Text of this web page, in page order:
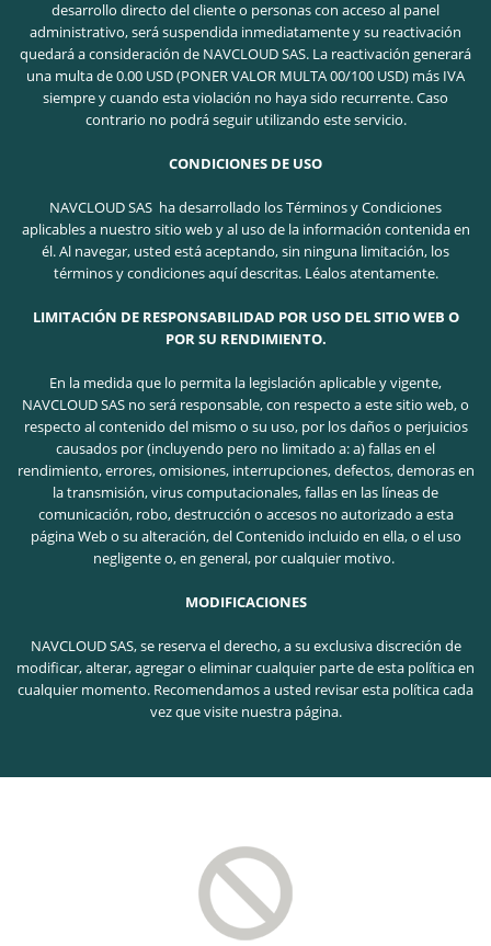
desarrollo directo del cliente o personas con acceso al panel
administrativo, será suspendida inmediatamente y su reactivación
quedará a consideración de NAVCLOUD SAS. La reactivación generará
una multa de 0.00 USD (PONER VALOR MULTA 00/100 USD) más IVA
siempre y cuando esta violación no haya sido recurrente. Caso
contrario no podrá seguir utilizando este servicio.
CONDICIONES DE USO
NAVCLOUD SAS ha desarrollado los Términos y Condiciones
aplicables a nuestro sitio web y al uso de la información contenida en
él. Al navegar, usted está aceptando, sin ninguna limitación, los
términos y condiciones aquí descritas. Léalos atentamente.
LIMITACIÓN DE RESPONSABILIDAD POR USO DEL SITIO WEB O
POR SU RENDIMIENTO.
En la medida que lo permita la legislación aplicable y vigente,
NAVCLOUD SAS no será responsable, con respecto a este sitio web, o
respecto al contenido del mismo o su uso, por los daños o perjuicios
causados por (incluyendo pero no limitado a: a) fallas en el
rendimiento, errores, omisiones, interrupciones, defectos, demoras en
la transmisión, virus computacionales, fallas en las líneas de
comunicación, robo, destrucción o accesos no autorizado a esta
página Web o su alteración, del Contenido incluido en ella, o el uso
negligente o, en general, por cualquier motivo.
MODIFICACIONES
NAVCLOUD SAS, se reserva el derecho, a su exclusiva discreción de
modificar, alterar, agregar o eliminar cualquier parte de esta política en
cualquier momento. Recomendamos a usted revisar esta política cada
vez que visite nuestra página.